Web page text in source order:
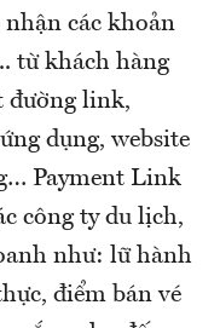
các khoản
từ khách hàng
đường link,
dụng, website
Payment Link
công ty du lịch,
như: lữ hành
điểm bán vé